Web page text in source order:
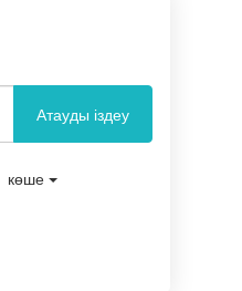
Атауды іздеу
көше